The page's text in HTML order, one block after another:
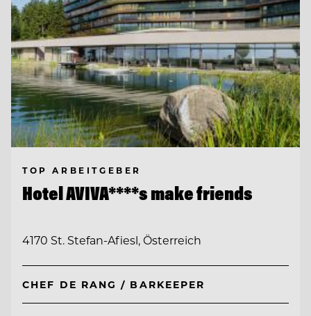
TOP ARBEITGEBER
Hotel AVIVA****s make friends
4170 St. Stefan-Afiesl, Österreich
CHEF DE RANG / BARKEEPER